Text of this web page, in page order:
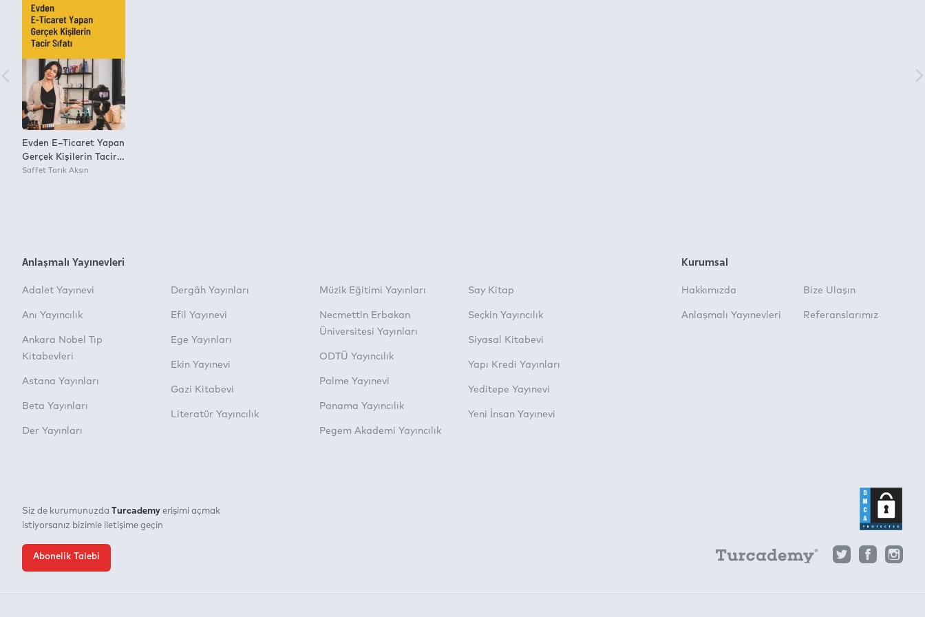
Evden E–Ticaret Yapan
Gerçek Kişilerin Tacir
Sıfatı
Saffet Tarık Aksın
Anlaşmalı Yayınevleri
Adalet Yayınevi
Anı Yayıncılık
Ankara Nobel Tıp
Kitabevleri
Astana Yayınları
Beta Yayınları
Der Yayınları
Dergâh Yayınları
Efil Yayınevi
Ege Yayınları
Ekin Yayınevi
Gazi Kitabevi
Literatür Yayıncılık
Müzik Eğitimi Yayınları
Necmettin Erbakan
Üniversitesi Yayınları
ODTÜ Yayıncılık
Palme Yayınevi
Panama Yayıncılık
Pegem Akademi Yayıncılık
Say Kitap
Seçkin Yayıncılık
Siyasal Kitabevi
Yapı Kredi Yayınları
Yeditepe Yayınevi
Yeni İnsan Yayınevi
Kurumsal
Hakkımızda
Anlaşmalı Yayınevleri
Bize Ulaşın
Referanslarımız
Siz de kurumunuzda Turcademy erişimi açmak
istiyorsanız bizimle iletişime geçin
Abonelik Talebi